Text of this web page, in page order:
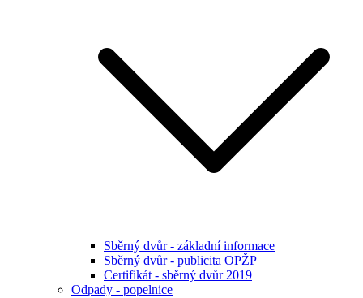
Sběrný dvůr - základní informace
Sběrný dvůr - publicita OPŽP
Certifikát - sběrný dvůr 2019
Odpady - popelnice